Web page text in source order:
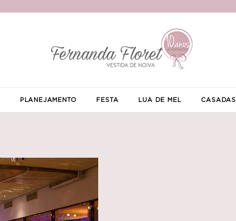
PLANEJAMENTO FESTA LUA DE MEL CASADAS